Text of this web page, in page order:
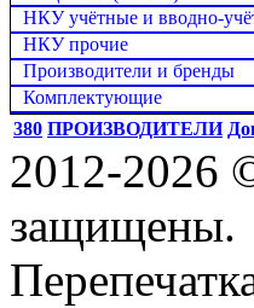
НКУ учётные и вводно-
НКУ прочие
Производители и бренды
Комплектующие
380 ПРОИЗВОДИТЕЛИ
2012-2026
защищены.